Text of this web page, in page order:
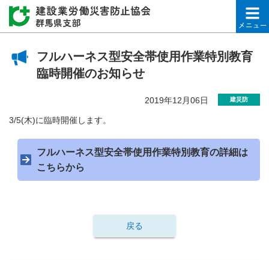
建設業労働災害防止協
フルハーネス型安全帯使用作業特別教育
臨時開催のお知らせ
2019年12月06日 建災防
3/5(木)に臨時開催します。
フルハーネス型安全帯使用作業特別教育の詳細は
こちらから
戻る